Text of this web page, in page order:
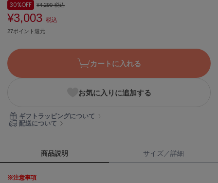
Ballelite
バレリット
バンドリヤー
Barbour
バブアー
カルバン・クライン
セルフォード
30%OFF ¥4,290税込
¥3,003 税込
27ポイント還元
カートに入れる
お気に入りに追加する
ギフトラッピングについて
配送について
商品説明 サイズ／詳細
※注意事項